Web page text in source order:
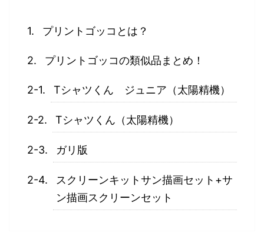
プリントゴッコとは？
プリントゴッコの類似品まとめ！
Tシャツくん ジュニア（太陽精機）
Tシャツくん（太陽精機）
ガリ版
スクリーンキットサン描画セット+サ
ン描画スクリーンセット